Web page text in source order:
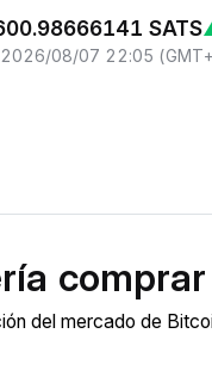
SATS
2026/08/07 22:05 (
del mercado de